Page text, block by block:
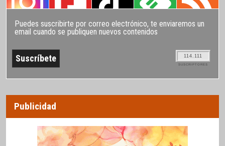
Puedes suscribirte por correo electrónico, te enviaremos un
email cuando se publiquen nuevos contenidos
114.111
SUSCRIPTORES
Publicidad